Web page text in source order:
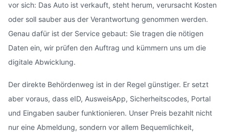
vor sich: Das Auto ist verkauft, steht herum, verursacht Kosten
oder soll sauber aus der Verantwortung genommen werden.
Genau dafür ist der Service gebaut: Sie tragen die nötigen
Daten ein, wir prüfen den Auftrag und kümmern uns um die
digitale Abwicklung.
Der direkte Behördenweg ist in der Regel günstiger. Er setzt
aber voraus, dass eID, AusweisApp, Sicherheitscodes, Portal
und Eingaben sauber funktionieren. Unser Preis bezahlt nicht
nur eine Abmeldung, sondern vor allem Bequemlichkeit,